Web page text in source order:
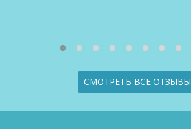
СМОТРЕТЬ ВСЕ ОТЗЫВЫ